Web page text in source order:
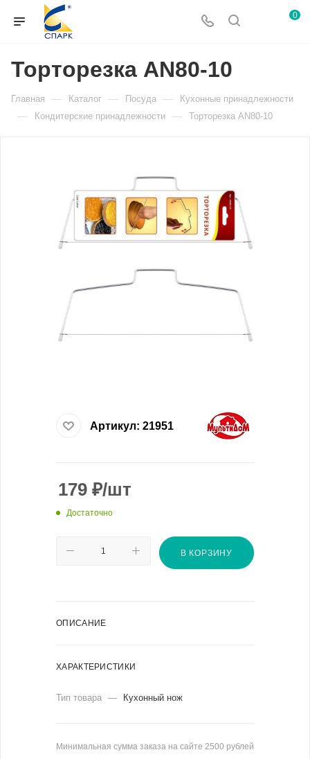
0
Торторезка AN80-10
Главная — Каталог — Посуда — Кухонные принадлежности
— Кондитерские принадлежности — Торторезка AN80-10
Артикул: 21951
179 ₽/шт
Достаточно
В КОРЗИНУ
ОПИСАНИЕ
ХАРАКТЕРИСТИКИ
Тип товара — Кухонный нож
Минимальная сумма заказа на сайте 2500 рублей